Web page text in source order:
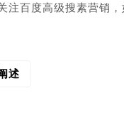
百度高级搜素营销，
述